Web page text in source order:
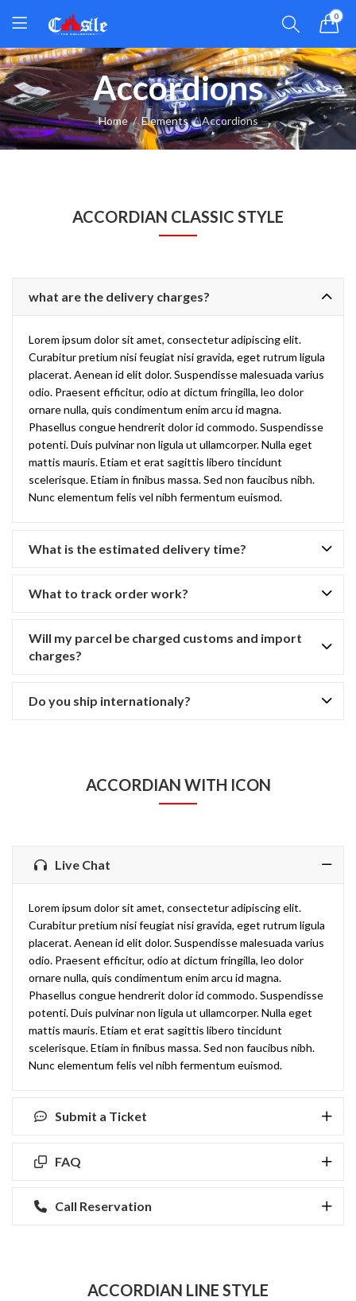
0
Accordions
Home Elements Accordions
ACCORDIAN CLASSIC STYLE
what are the delivery charges?
Lorem ipsum dolor sit amet, consectetur adipiscing elit.
Curabitur pretium nisi feugiat nisi gravida, eget rutrum ligula
placerat. Aenean id elit dolor. Suspendisse malesuada varius
odio. Praesent efficitur, odio at dictum fringilla, leo dolor
ornare nulla, quis condimentum enim arcu id magna.
Phasellus congue hendrerit dolor id commodo. Suspendisse
potenti. Duis pulvinar non ligula ut ullamcorper. Nulla eget
mattis mauris. Etiam et erat sagittis libero tincidunt
scelerisque. Etiam in finibus massa. Sed non faucibus nibh.
Nunc elementum felis vel nibh fermentum euismod.
What is the estimated delivery time?
What to track order work?
Will my parcel be charged customs and import
charges?
Do you ship internationaly?
ACCORDIAN WITH ICON
Live Chat
Lorem ipsum dolor sit amet, consectetur adipiscing elit.
Curabitur pretium nisi feugiat nisi gravida, eget rutrum ligula
placerat. Aenean id elit dolor. Suspendisse malesuada varius
odio. Praesent efficitur, odio at dictum fringilla, leo dolor
ornare nulla, quis condimentum enim arcu id magna.
Phasellus congue hendrerit dolor id commodo. Suspendisse
potenti. Duis pulvinar non ligula ut ullamcorper. Nulla eget
mattis mauris. Etiam et erat sagittis libero tincidunt
scelerisque. Etiam in finibus massa. Sed non faucibus nibh.
Nunc elementum felis vel nibh fermentum euismod.
Submit a Ticket
FAQ
Call Reservation
ACCORDIAN LINE STYLE